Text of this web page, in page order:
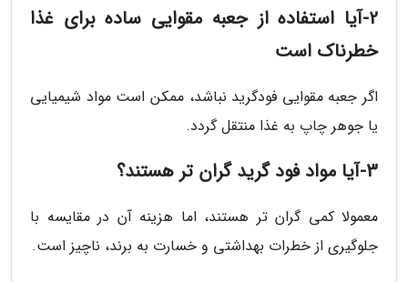
2-آیا استفاده از جعبه مقوایی ساده برای غذا
خطرناک است
اگر جعبه مقوایی فودگرید نباشد، ممکن است مواد شیمیایی
یا جوهر چاپ به غذا منتقل گردد.
3-آیا مواد فود گرید گران تر هستند؟
معمولا کمی گران تر هستند، اما هزینه آن در مقایسه با
جلوگیری از خطرات بهداشتی و خسارت به برند، ناچیز است.